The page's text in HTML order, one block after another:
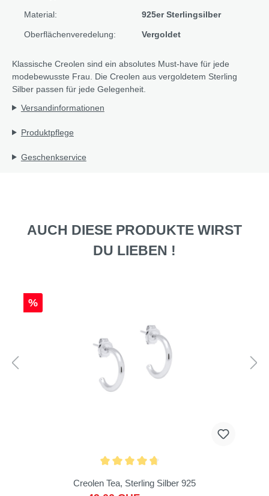
Material: 925er Sterlingsilber
Oberflächenveredelung: Vergoldet
Klassische Creolen sind ein absolutes Must-have für jede
modebewusste Frau. Die Creolen aus vergoldetem Sterling
Silber passen für jede Gelegenheit.
Versandinformationen
Produktpflege
Geschenkservice
AUCH DIESE PRODUKTE WIRST
DU LIEBEN !
%
Creolen Tea, Sterling Silber 925